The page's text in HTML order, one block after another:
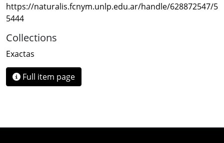
https://naturalis.fcnym.unlp.edu.ar/handle/628872547/5
5444
Collections
Exactas
Full item page